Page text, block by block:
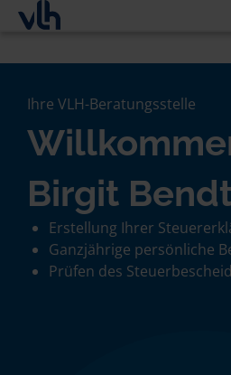
Ihre VLH-Beratungsstelle
Birgit
Erstellung Ihrer
Ganzjährige persönliche
Prüfen des